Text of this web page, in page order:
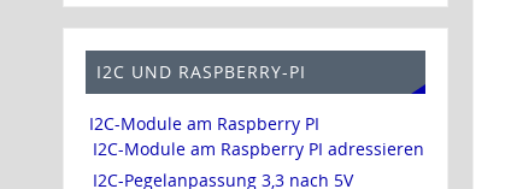
I2C UND RASPBERRY-PI
I2C-Module am Raspberry PI
I2C-Module am Raspberry PI adressieren
I2C-Pegelanpassung 3,3 nach 5V